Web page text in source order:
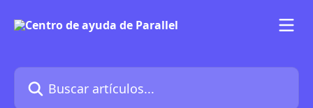
Buscar artículos...